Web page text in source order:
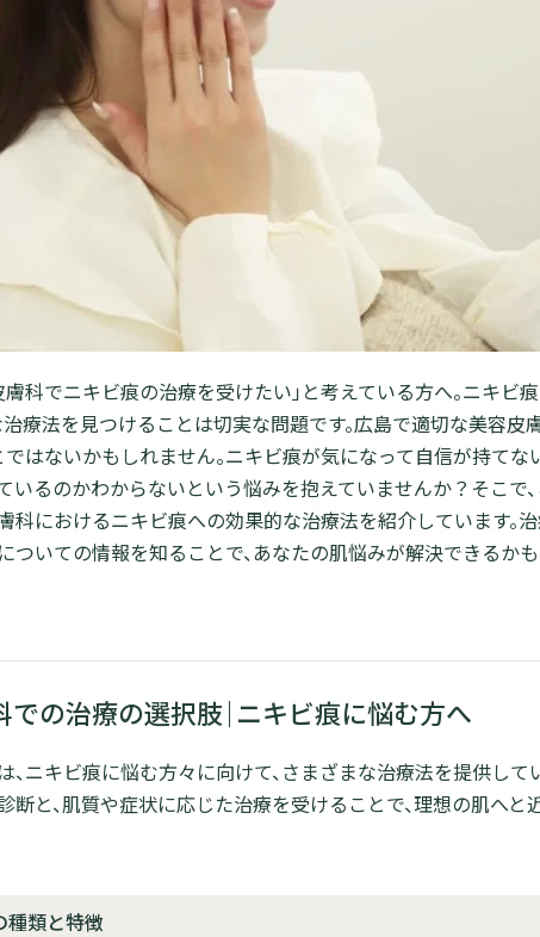
膚科でニキビ痕の治療を受けたい」と考えている方へ。ニキビ
治療法を見つけることは切実な問題です。広島で適切な美容皮
ではないかもしれません。ニキビ痕が気になって自信が持てな
いるのかわからないという悩みを抱えていませんか？そこで、
科におけるニキビ痕への効果的な治療法を紹介しています。
ついての情報を知ることで、あなたの肌悩みが解決できるか
での治療の選択肢｜ニキビ痕に悩む方へ
、ニキビ痕に悩む方々に向けて、さまざまな治療法を提供して
断と、肌質や症状に応じた治療を受けることで、理想の肌へと
類と特徴